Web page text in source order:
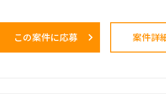
る立場で携わっている方
（例）
・M&A・アライアンス戦略の立案、ビジネスデ
この案件に応募 案件詳